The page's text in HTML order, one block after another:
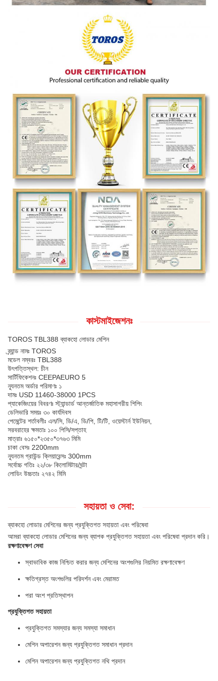
কাস্টমাইজেশনঃ
TOROS TBL388 ব্যাকহো লোডার মেশিন
ব্র্যান্ড নামঃ TOROS
মডেল নম্বরঃ TBL388
উৎপত্তিস্থল: চীন
সার্টিফিকেশনঃ CEEPAEURO 5
ন্যূনতম অর্ডার পরিমাণঃ ১
দামঃ USD 11460-38000 1PCS
প্যাকেজিংয়ের বিবরণঃ স্ট্যান্ডার্ড আন্তর্জাতিক মহাসাগরীয় শিপিং
ডেলিভারি সময়ঃ ৩০ কার্যদিবস
পেমেন্টের শর্তাবলীঃ এল/সি, ডি/এ, ডি/পি, টি/টি, ওয়েস্টার্ন ইউনিয়ন,
সরবরাহের ক্ষমতাঃ ১০০ পিসি/সপ্তাহ
মাত্রাঃ ৬১৫০*২৩৫০*৩৭৬৩ মিমি
চাকা বেসঃ 2200mm
ন্যূনতম গ্রাউন্ড ক্লিয়ারেন্সঃ 300mm
সর্বোচ্চ গতিঃ ২২/৩৮ কিলোমিটার/ঘন্টা
লোডিং উচ্চতাঃ ২৭৪২ মিমি
সহায়তা ও সেবা:
ব্যাকহো লোডার মেশিনের জন্য প্রযুক্তিগত সহায়তা এবং পরিষেবা
আমরা ব্যাকহো লোডার মেশিনের জন্য ব্যাপক প্রযুক্তিগত সহায়তা এবং পরিষেবা প্রদান করি।
রক্ষণাবেক্ষণ সেবা
স্বাভাবিক কাজ নিশ্চিত করার জন্য মেশিনের অংশগুলির নিয়মিত রক্ষণাবেক্ষণ
ক্ষতিগ্রস্ত অংশগুলির পরিদর্শন এবং মেরামত
পরা অংশ প্রতিস্থাপন
প্রযুক্তিগত সহায়তা
প্রযুক্তিগত সমস্যার জন্য সমস্যা সমাধান
মেশিন অপারেশন জন্য প্রযুক্তিগত সমাধান প্রদান
মেশিন অপারেশন জন্য প্রযুক্তিগত নথি প্রদান